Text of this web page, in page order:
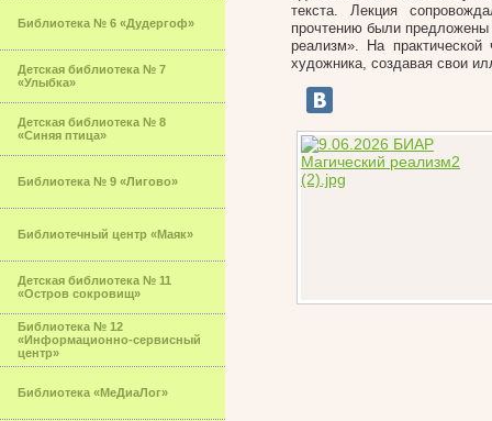
Библиотека № 6 «Дудергоф»
Детская библиотека № 7
«Улыбка»
Детская библиотека № 8
«Синяя птица»
Библиотека № 9 «Лигово»
Библиотечный центр «Маяк»
Детская библиотека № 11
«Остров сокровищ»
Библиотека № 12
«Информационно-сервисный
центр»
Библиотека «МеДиаЛог»
текста. Лекция
прочтению были предложены
реализм». На
художника, создавая свои